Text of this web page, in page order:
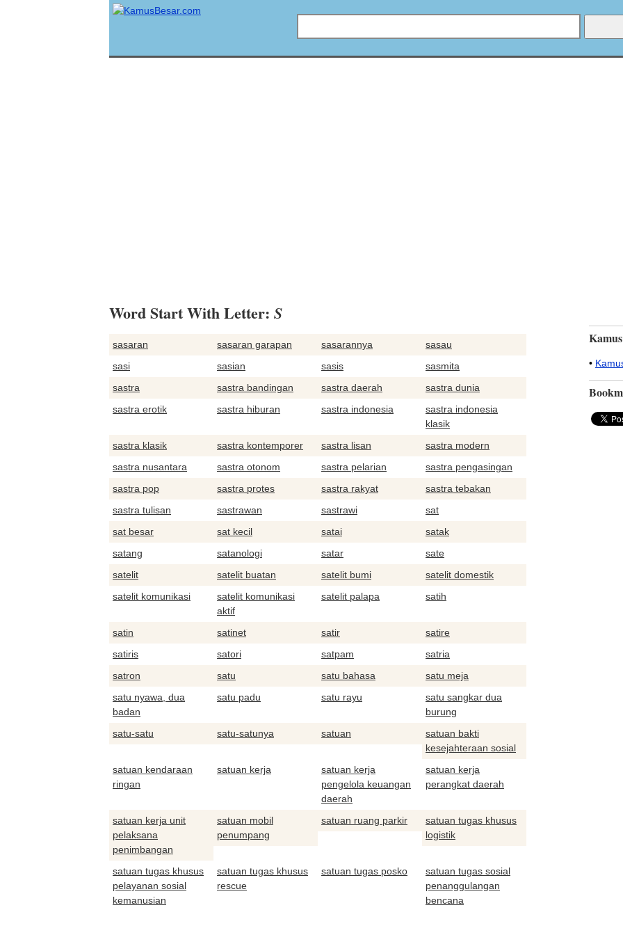
Word Start With Letter: S
sasaran sasaran garapan sasarannya
sasau
sasi
sasian sasis
sasmita
sastra
sastra bandingan sastra daerah
sastra dunia
sastra erotik
sastra hiburan sastra indonesia
sastra indonesia
klasik
sastra klasik
sastra kontemporer sastra lisan
sastra modern
sastra nusantara
sastra otonom sastra pelarian
sastra pengasingan
sastra pop
sastra protes sastra rakyat
sastra tebakan
sastra tulisan
sastrawan sastrawi
sat
sat besar
sat kecil satai
satak
satang
satanologi satar
sate
satelit
satelit buatan satelit bumi
satelit domestik
satelit komunikasi
satelit komunikasi
aktif
satelit palapa satih
satin satinet satir
satire
satiris
satori satpam
satria
satron
satu satu bahasa
satu meja
satu nyawa, dua
badan
satu padu satu rayu
satu sangkar dua
burung
satu-satu
satu-satunya satuan
satuan bakti
kesejahteraan sosial
satuan kendaraan
ringan
satuan kerja
satuan kerja
pengelola keuangan
daerah
satuan kerja
perangkat daerah
satuan kerja unit
pelaksana
penimbangan
satuan mobil
penumpang
satuan ruang parkir
satuan tugas khusus
logistik
satuan tugas khusus
pelayanan sosial
kemanusian
satuan tugas khusus
rescue
satuan tugas posko
satuan tugas sosial
penanggulangan
bencana
•